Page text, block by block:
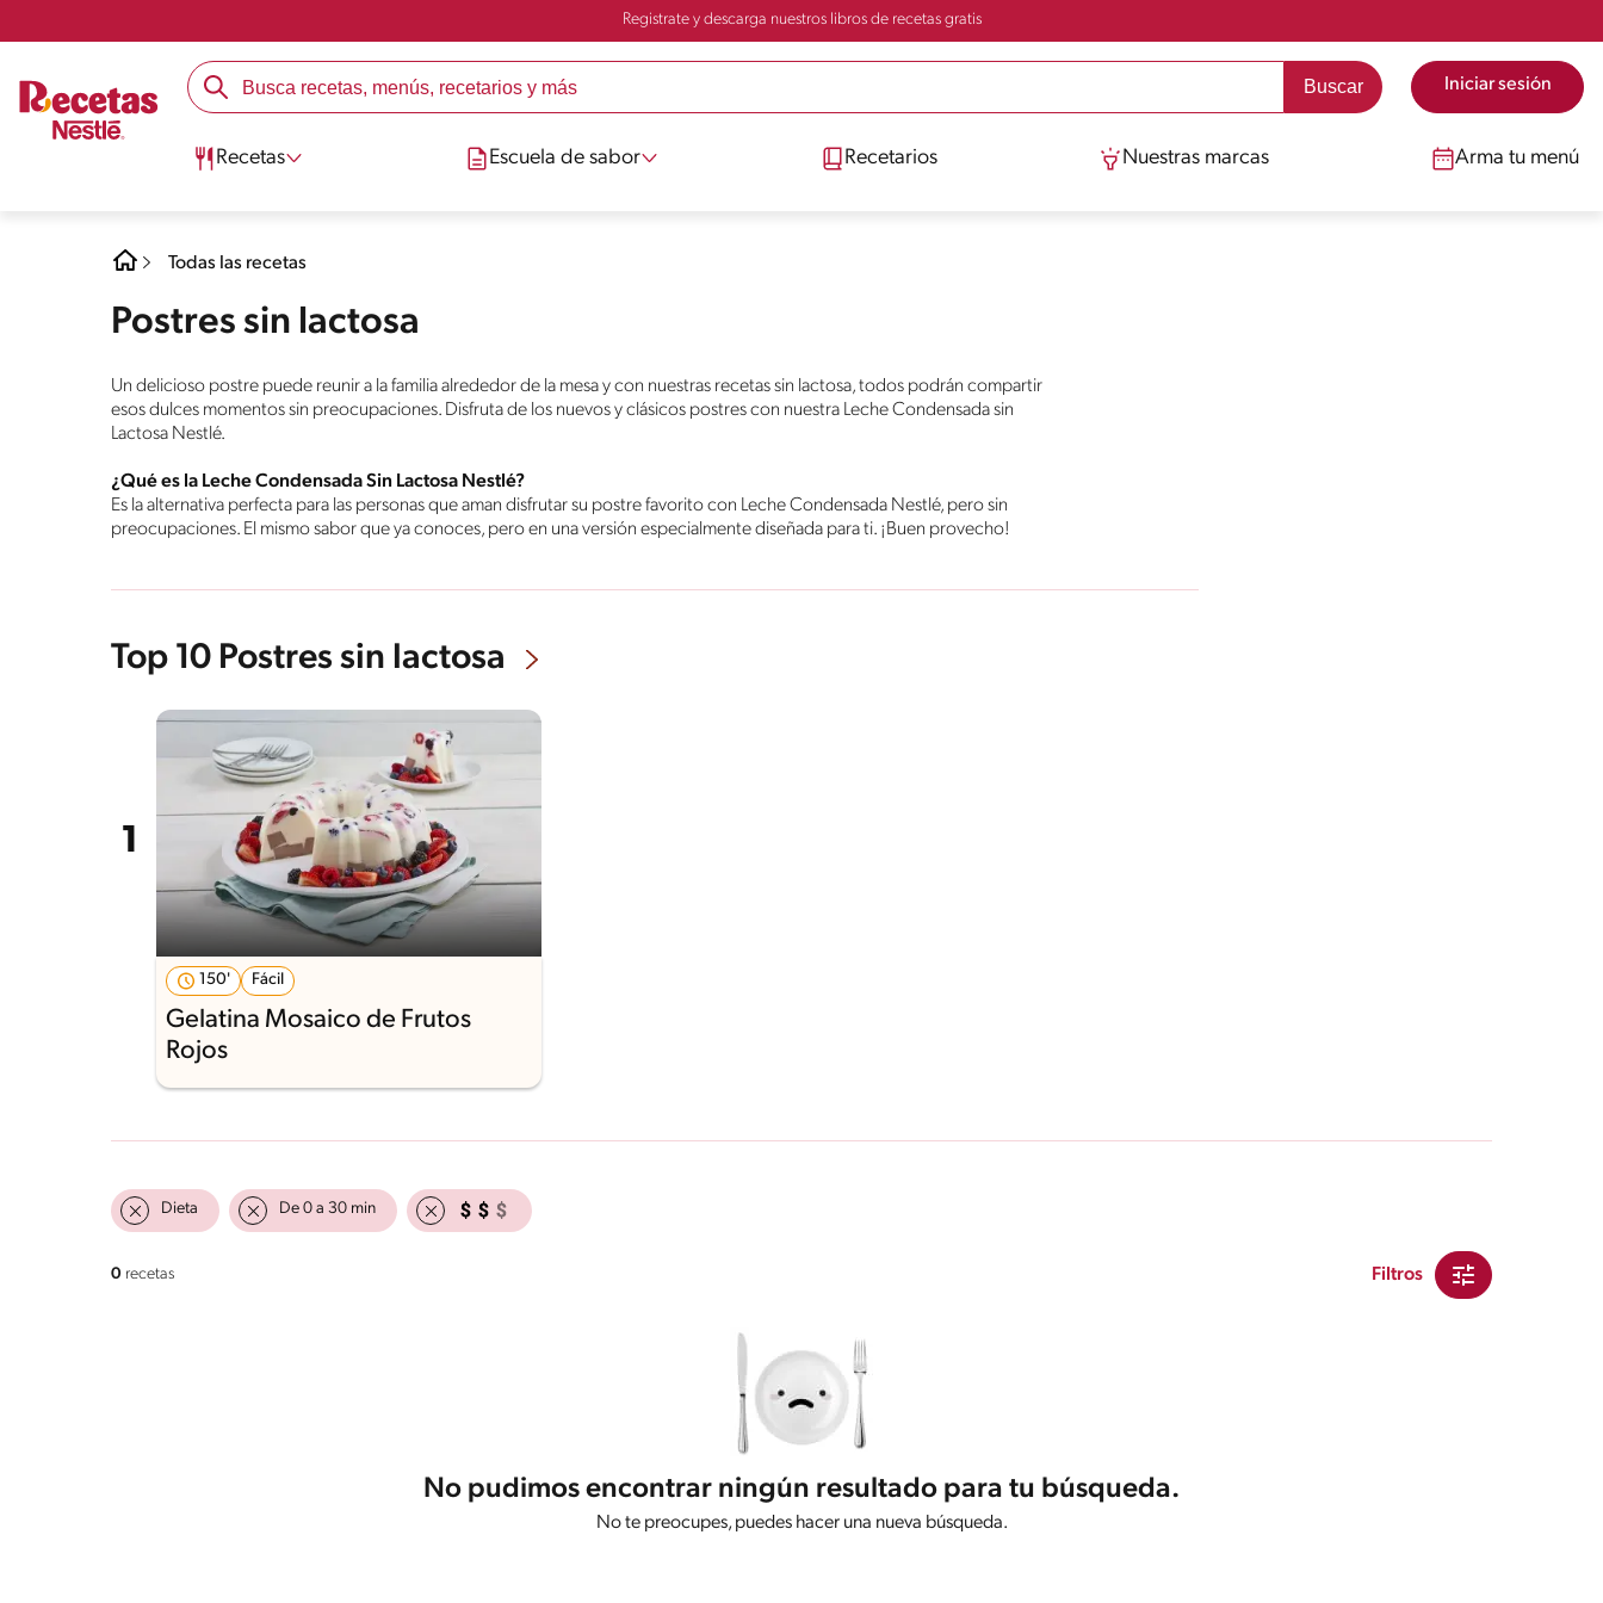
Registrate y descarga nuestros libros de recetas gratis
Iniciar sesión
Recetas Escuela de sabor Recetarios Nuestras marcas Arma tu menú
Todas las recetas
Postres sin lactosa
Un delicioso postre puede reunir a la familia alrededor de la mesa y con nuestras recetas sin lactosa, todos podrán compartir
esos dulces momentos sin preocupaciones. Disfruta de los nuevos y clásicos postres con nuestra Leche Condensada sin
Lactosa Nestlé.
¿Qué es la Leche Condensada Sin Lactosa Nestlé?
Es la alternativa perfecta para las personas que aman disfrutar su postre favorito con Leche Condensada Nestlé, pero sin
preocupaciones. El mismo sabor que ya conoces, pero en una versión especialmente diseñada para ti. ¡Buen provecho!
Top 10 Postres sin lactosa
150' Fácil
Gelatina Mosaico de Frutos
Rojos
Dieta De 0 a 30 min
0 recetas Filtros
No pudimos encontrar ningún resultado para tu búsqueda.
No te preocupes, puedes hacer una nueva búsqueda.